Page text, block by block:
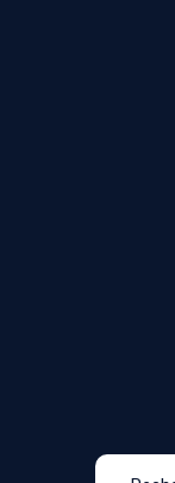
Recherche